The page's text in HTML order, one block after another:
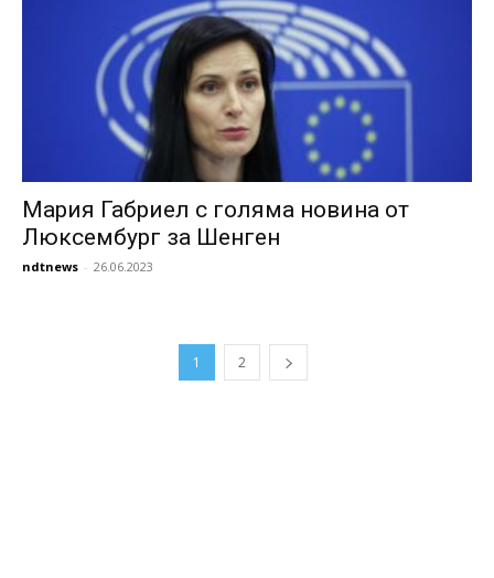
Мария Габриел с голяма новина от
Люксембург за Шенген
ndtnews - 26.06.2023
1 2